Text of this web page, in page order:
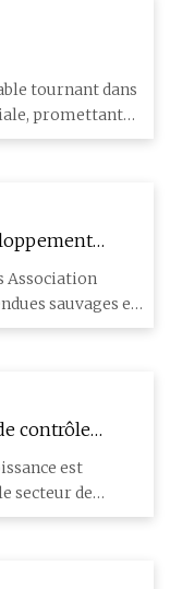
clés sur
tournant dans
promettant
sauvages et
contrôle
de dollars
2028 ; il
secteur de